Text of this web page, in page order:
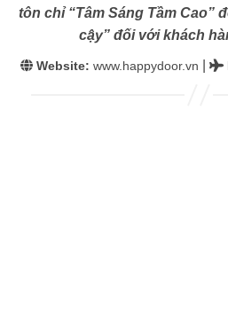
tôn chỉ “Tâm Sáng Tầm Cao”
cậy” đối với khách
Website: www.happydoor.vn